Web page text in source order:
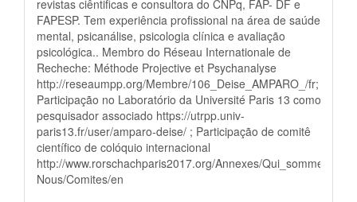
revistas ciêntificas e consultora do CNPq, FAP- DF e
FAPESP. Tem experiência profissional na área de saúde
mental, psicanálise, psicologia clínica e avaliação
psicológica.. Membro do Réseau Internationale de
Recheche: Méthode Projective et Psychanalyse
http://reseaumpp.org/Membre/106_Deise_AMPARO_/fr;
Participação no Laboratório da Université Paris 13 como
pesquisador associado https://utrpp.univ-
paris13.fr/user/amparo-deise/ ; Participação de comitê
científico de colóquio internacional
http://www.rorschachparis2017.org/Annexes/Qui_sommes-
Nous/Comites/en